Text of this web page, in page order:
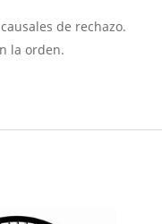
de rechazo.
la orden.